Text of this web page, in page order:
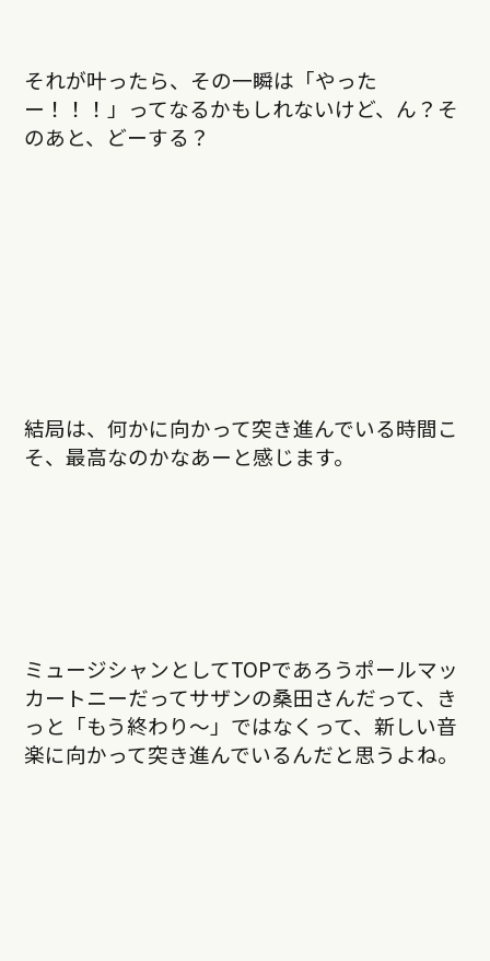
それが叶ったら、その一瞬は「やった
ー！！！」ってなるかもしれないけど、ん？そ
のあと、どーする？
結局は、何かに向かって突き進んでいる時間こ
そ、最高なのかなあーと感じます。
ミュージシャンとしてTOPであろうポールマッ
カートニーだってサザンの桑田さんだって、き
っと「もう終わり〜」ではなくって、新しい音
楽に向かって突き進んでいるんだと思うよね。